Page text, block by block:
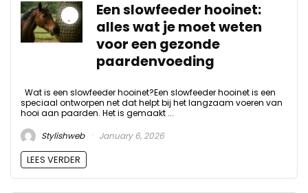
Een slowfeeder hooinet:
alles wat je moet weten
voor een gezonde
paardenvoeding
Wat is een slowfeeder hooinet?Een slowfeeder hooinet is een
speciaal ontworpen net dat helpt bij het langzaam voeren van
hooi aan paarden. Het is gemaakt ...
Stylishweb
January 6, 2026
LEES VERDER